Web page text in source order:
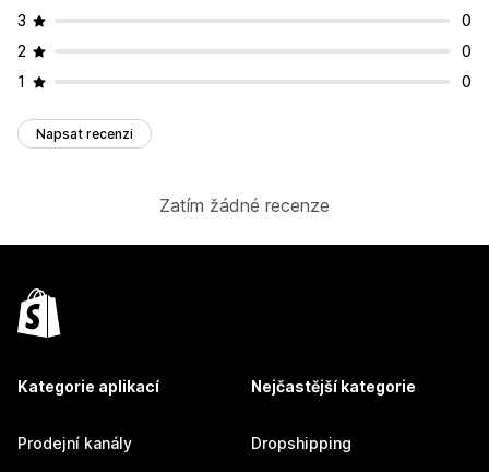
3
0
2
0
1
0
Napsat recenzi
Zatím žádné recenze
Kategorie aplikací
Prodejní kanály
Nejčastější kategorie
Dropshipping